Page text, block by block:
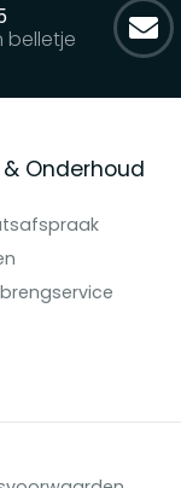
belletje
Onderhoud